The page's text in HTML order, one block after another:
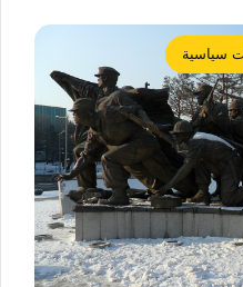
سياسية